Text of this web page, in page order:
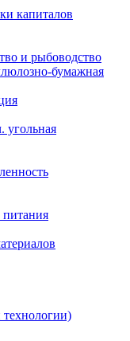
капиталов
и рыбоводство
бумажная
угольная